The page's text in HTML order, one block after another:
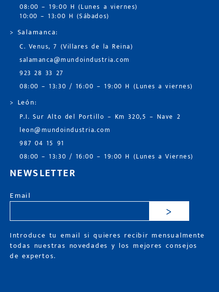
08:00 – 19:00 H (Lunes a viernes)
10:00 – 13:00 H (Sábados)
> Salamanca:
C. Venus, 7 (Villares de la Reina)
salamanca@mundoindustria.com
923 28 33 27
08:00 – 13:30 / 16:00 – 19:00 H (Lunes a viernes)
> León:
P.I. Sur Alto del Portillo – Km 320,5 – Nave 2
leon@mundoindustria.com
987 04 15 91
08:00 – 13:30 / 16:00 – 19:00 H (Lunes a Viernes)
NEWSLETTER
Email
>
Introduce tu email si quieres recibir mensualmente
todas nuestras novedades y los mejores consejos
de expertos.